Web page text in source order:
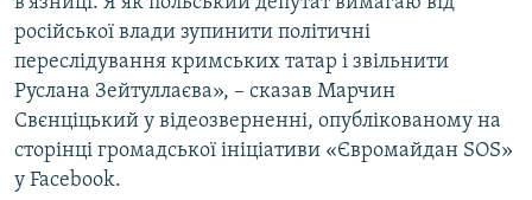
російської влади зупинити політичні
переслідування кримських татар і звільнити
Руслана Зейтуллаєва», – сказав Марчин
Свєнціцький у відеозверненні, опублікованому на
сторінці громадської ініціативи «Євромайдан SOS»
у Facebook.